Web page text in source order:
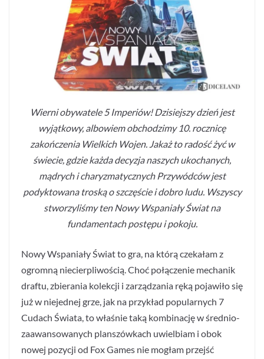
Wierni obywatele 5 Imperiów! Dzisiejszy dzień jest
wyjątkowy, albowiem obchodzimy 10. rocznicę
zakończenia Wielkich Wojen. Jakaż to radość żyć w
świecie, gdzie każda decyzja naszych ukochanych,
mądrych i charyzmatycznych Przywódców jest
podyktowana troską o szczęście i dobro ludu. Wszyscy
stworzyliśmy ten Nowy Wspaniały Świat na
fundamentach postępu i pokoju.
Nowy Wspaniały Świat to gra, na którą czekałam z
ogromną niecierpliwością. Choć połączenie mechanik
draftu, zbierania kolekcji i zarządzania ręką pojawiło się
już w niejednej grze, jak na przykład popularnych 7
Cudach Świata, to właśnie taką kombinację w średnio-
zaawansowanych planszówkach uwielbiam i obok
nowej pozycji od Fox Games nie mogłam przejść